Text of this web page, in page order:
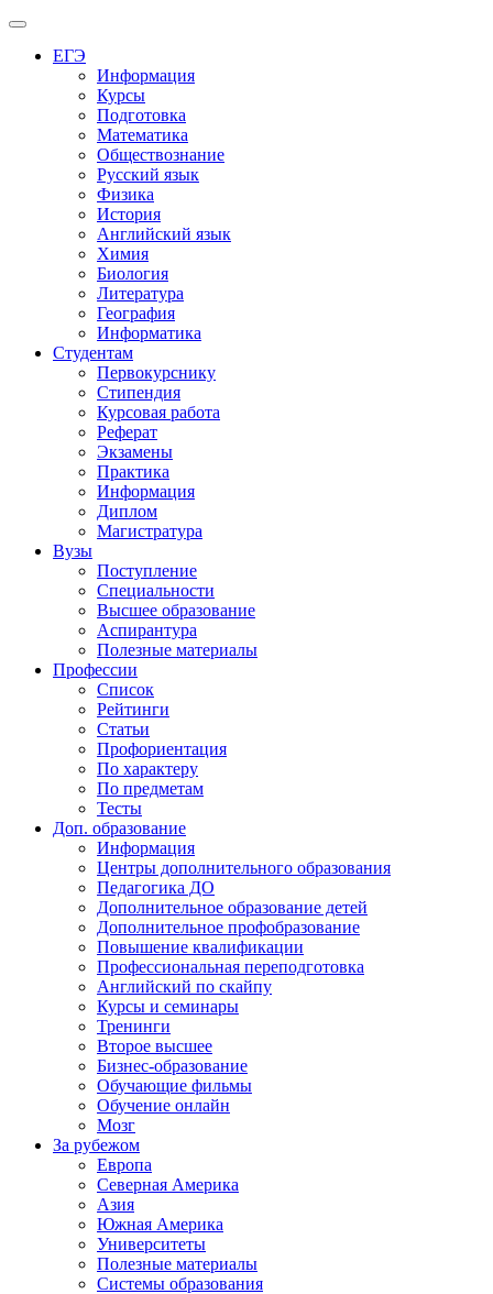
Меню
ЕГЭ
Информация
Курсы
Подготовка
Математика
Обществознание
Русский язык
Физика
История
Английский язык
Химия
Биология
Литература
География
Информатика
Студентам
Первокурснику
Стипендия
Курсовая работа
Реферат
Экзамены
Практика
Информация
Диплом
Магистратура
Вузы
Поступление
Специальности
Высшее образование
Аспирантура
Полезные материалы
Профессии
Список
Рейтинги
Статьи
Профориентация
По характеру
По предметам
Тесты
Доп. образование
Информация
Центры дополнительного образования
Педагогика ДО
Дополнительное образование детей
Дополнительное профобразование
Повышение квалификации
Профессиональная переподготовка
Английский по скайпу
Курсы и семинары
Тренинги
Второе высшее
Бизнес-образование
Обучающие фильмы
Обучение онлайн
Мозг
За рубежом
Европа
Северная Америка
Азия
Южная Америка
Университеты
Полезные материалы
Системы образования